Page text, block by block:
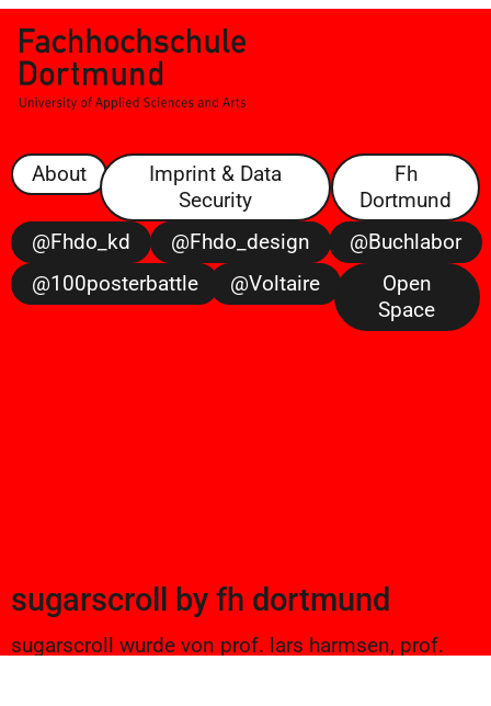
About
Imprint & Data
Security
Fh
Dortmund
@fhdo_kd
@fhdo_design
@buchlabor
@100posterbattle
@voltaire
Open
Space
sugarscroll by fh dortmund
sugarscroll wurde von prof. lars harmsen, prof.